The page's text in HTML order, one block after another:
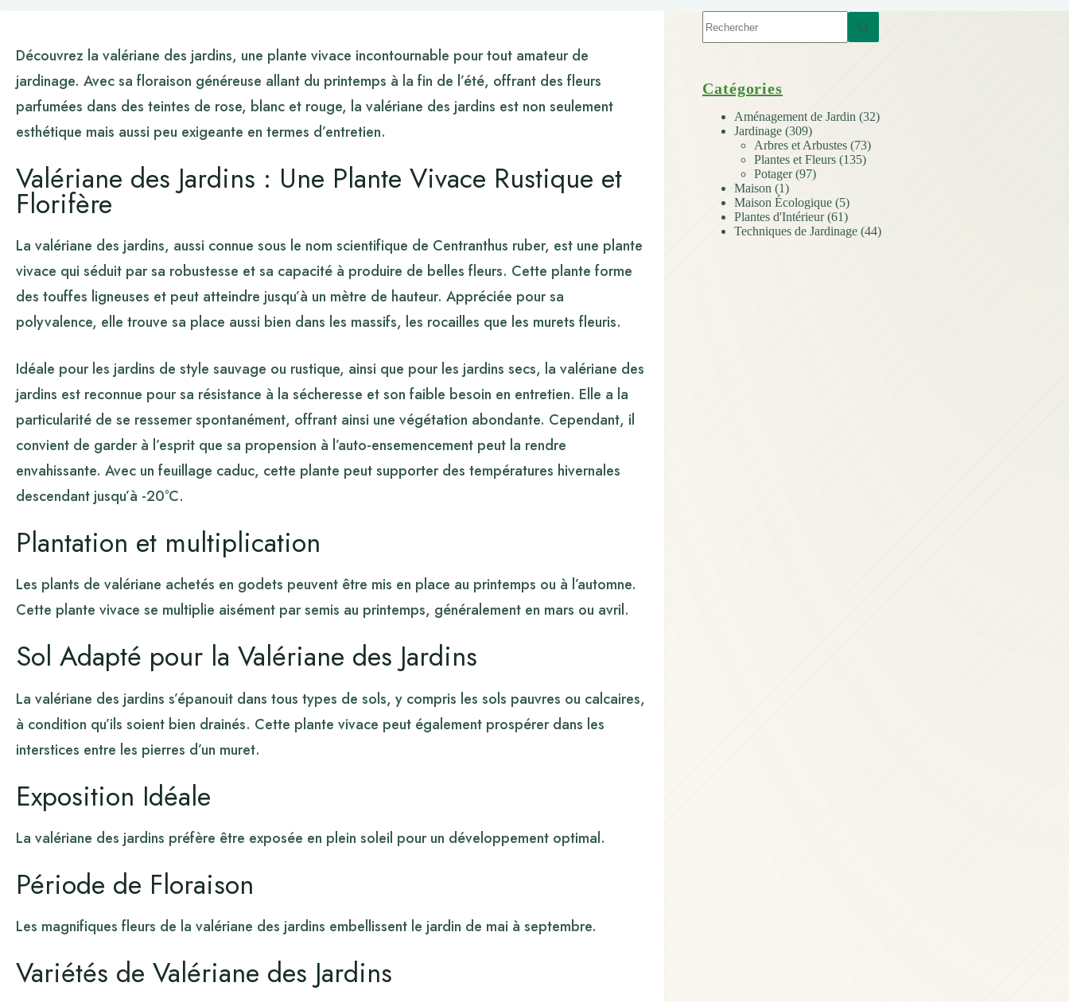
Découvrez la valériane des jardins, une plante vivace incontournable pour tout amateur de
jardinage. Avec sa floraison généreuse allant du printemps à la fin de l’été, offrant des fleurs
parfumées dans des teintes de rose, blanc et rouge, la valériane des jardins est non seulement
esthétique mais aussi peu exigeante en termes d’entretien.
Valériane des Jardins : Une Plante Vivace Rustique et
Florifère
La valériane des jardins, aussi connue sous le nom scientifique de Centranthus ruber, est une plante
vivace qui séduit par sa robustesse et sa capacité à produire de belles fleurs. Cette plante forme
des touffes ligneuses et peut atteindre jusqu’à un mètre de hauteur. Appréciée pour sa
polyvalence, elle trouve sa place aussi bien dans les massifs, les rocailles que les murets fleuris.
Idéale pour les jardins de style sauvage ou rustique, ainsi que pour les jardins secs, la valériane des
jardins est reconnue pour sa résistance à la sécheresse et son faible besoin en entretien. Elle a la
particularité de se ressemer spontanément, offrant ainsi une végétation abondante. Cependant, il
convient de garder à l’esprit que sa propension à l’auto-ensemencement peut la rendre
envahissante. Avec un feuillage caduc, cette plante peut supporter des températures hivernales
descendant jusqu’à -20°C.
Plantation et multiplication
Les plants de valériane achetés en godets peuvent être mis en place au printemps ou à l’automne.
Cette plante vivace se multiplie aisément par semis au printemps, généralement en mars ou avril.
Sol Adapté pour la Valériane des Jardins
La valériane des jardins s’épanouit dans tous types de sols, y compris les sols pauvres ou calcaires,
à condition qu’ils soient bien drainés. Cette plante vivace peut également prospérer dans les
interstices entre les pierres d’un muret.
Exposition Idéale
La valériane des jardins préfère être exposée en plein soleil pour un développement optimal.
Période de Floraison
Les magnifiques fleurs de la valériane des jardins embellissent le jardin de mai à septembre.
Variétés de Valériane des Jardins
résultat
Catégories
Aménagement de Jardin (32)
Jardinage (309)
Arbres et Arbustes (73)
Plantes et Fleurs (135)
Potager(97)
Maison (1)
Maison Écologique (5)
Plantes d'Intérieur(61)
Techniques de Jardinage (44)